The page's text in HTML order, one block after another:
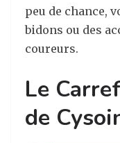
peu de chance,
bidons ou des
coureurs.
Le
de